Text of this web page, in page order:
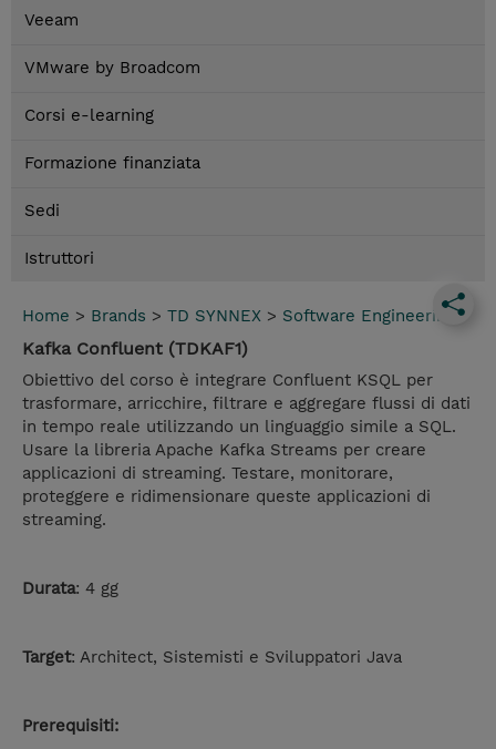
Veeam
VMware by Broadcom
Corsi e-learning
Formazione finanziata
Sedi
Istruttori
Home > Brands > TD SYNNEX > Software Engineering
Kafka Confluent (TDKAF1)
Obiettivo del corso è integrare Confluent KSQL per
trasformare, arricchire, filtrare e aggregare flussi di dati
in tempo reale utilizzando un linguaggio simile a SQL.
Usare la libreria Apache Kafka Streams per creare
applicazioni di streaming. Testare, monitorare,
proteggere e ridimensionare queste applicazioni di
streaming.
Durata: 4 gg
Target: Architect, Sistemisti e Sviluppatori Java
Prerequisiti: